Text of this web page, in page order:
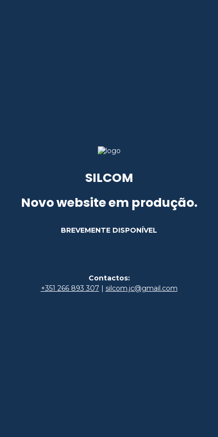
SILCOM
Novo website em produção.
BREVEMENTE DISPONÍVEL
Contactos:
+351 266 893 307 | silcom.jc@gmail.com